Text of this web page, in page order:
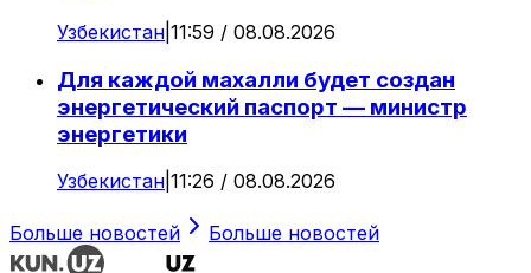
Узбекистан 11:59 / 08.08.2026
Для каждой махалли будет создан
энергетический паспорт — министр
энергетики
Узбекистан 11:26 / 08.08.2026
Больше новостей Больше новостей